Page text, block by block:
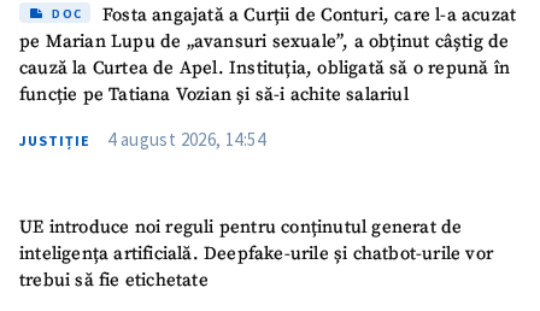
DOC
Fosta angajată a Curții de Conturi, care l-a acuzat
pe Marian Lupu de „avansuri sexuale”, a obținut câștig de
cauză la Curtea de Apel. Instituția, obligată să o repună în
funcție pe Tatiana Vozian și să-i achite salariul
JUSTIȚIE 4 august 2026, 14:54
UE introduce noi reguli pentru conținutul generat de
inteligența artificială. Deepfake-urile și chatbot-urile vor
trebui să fie etichetate